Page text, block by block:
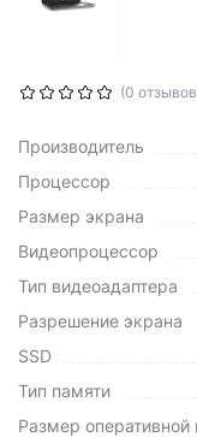
(0
Производитель
Процессор
Размер экрана
Видеопроцессор
Тип видеоадаптера
Разрешение экрана
SSD
Тип памяти
Размер оперативной